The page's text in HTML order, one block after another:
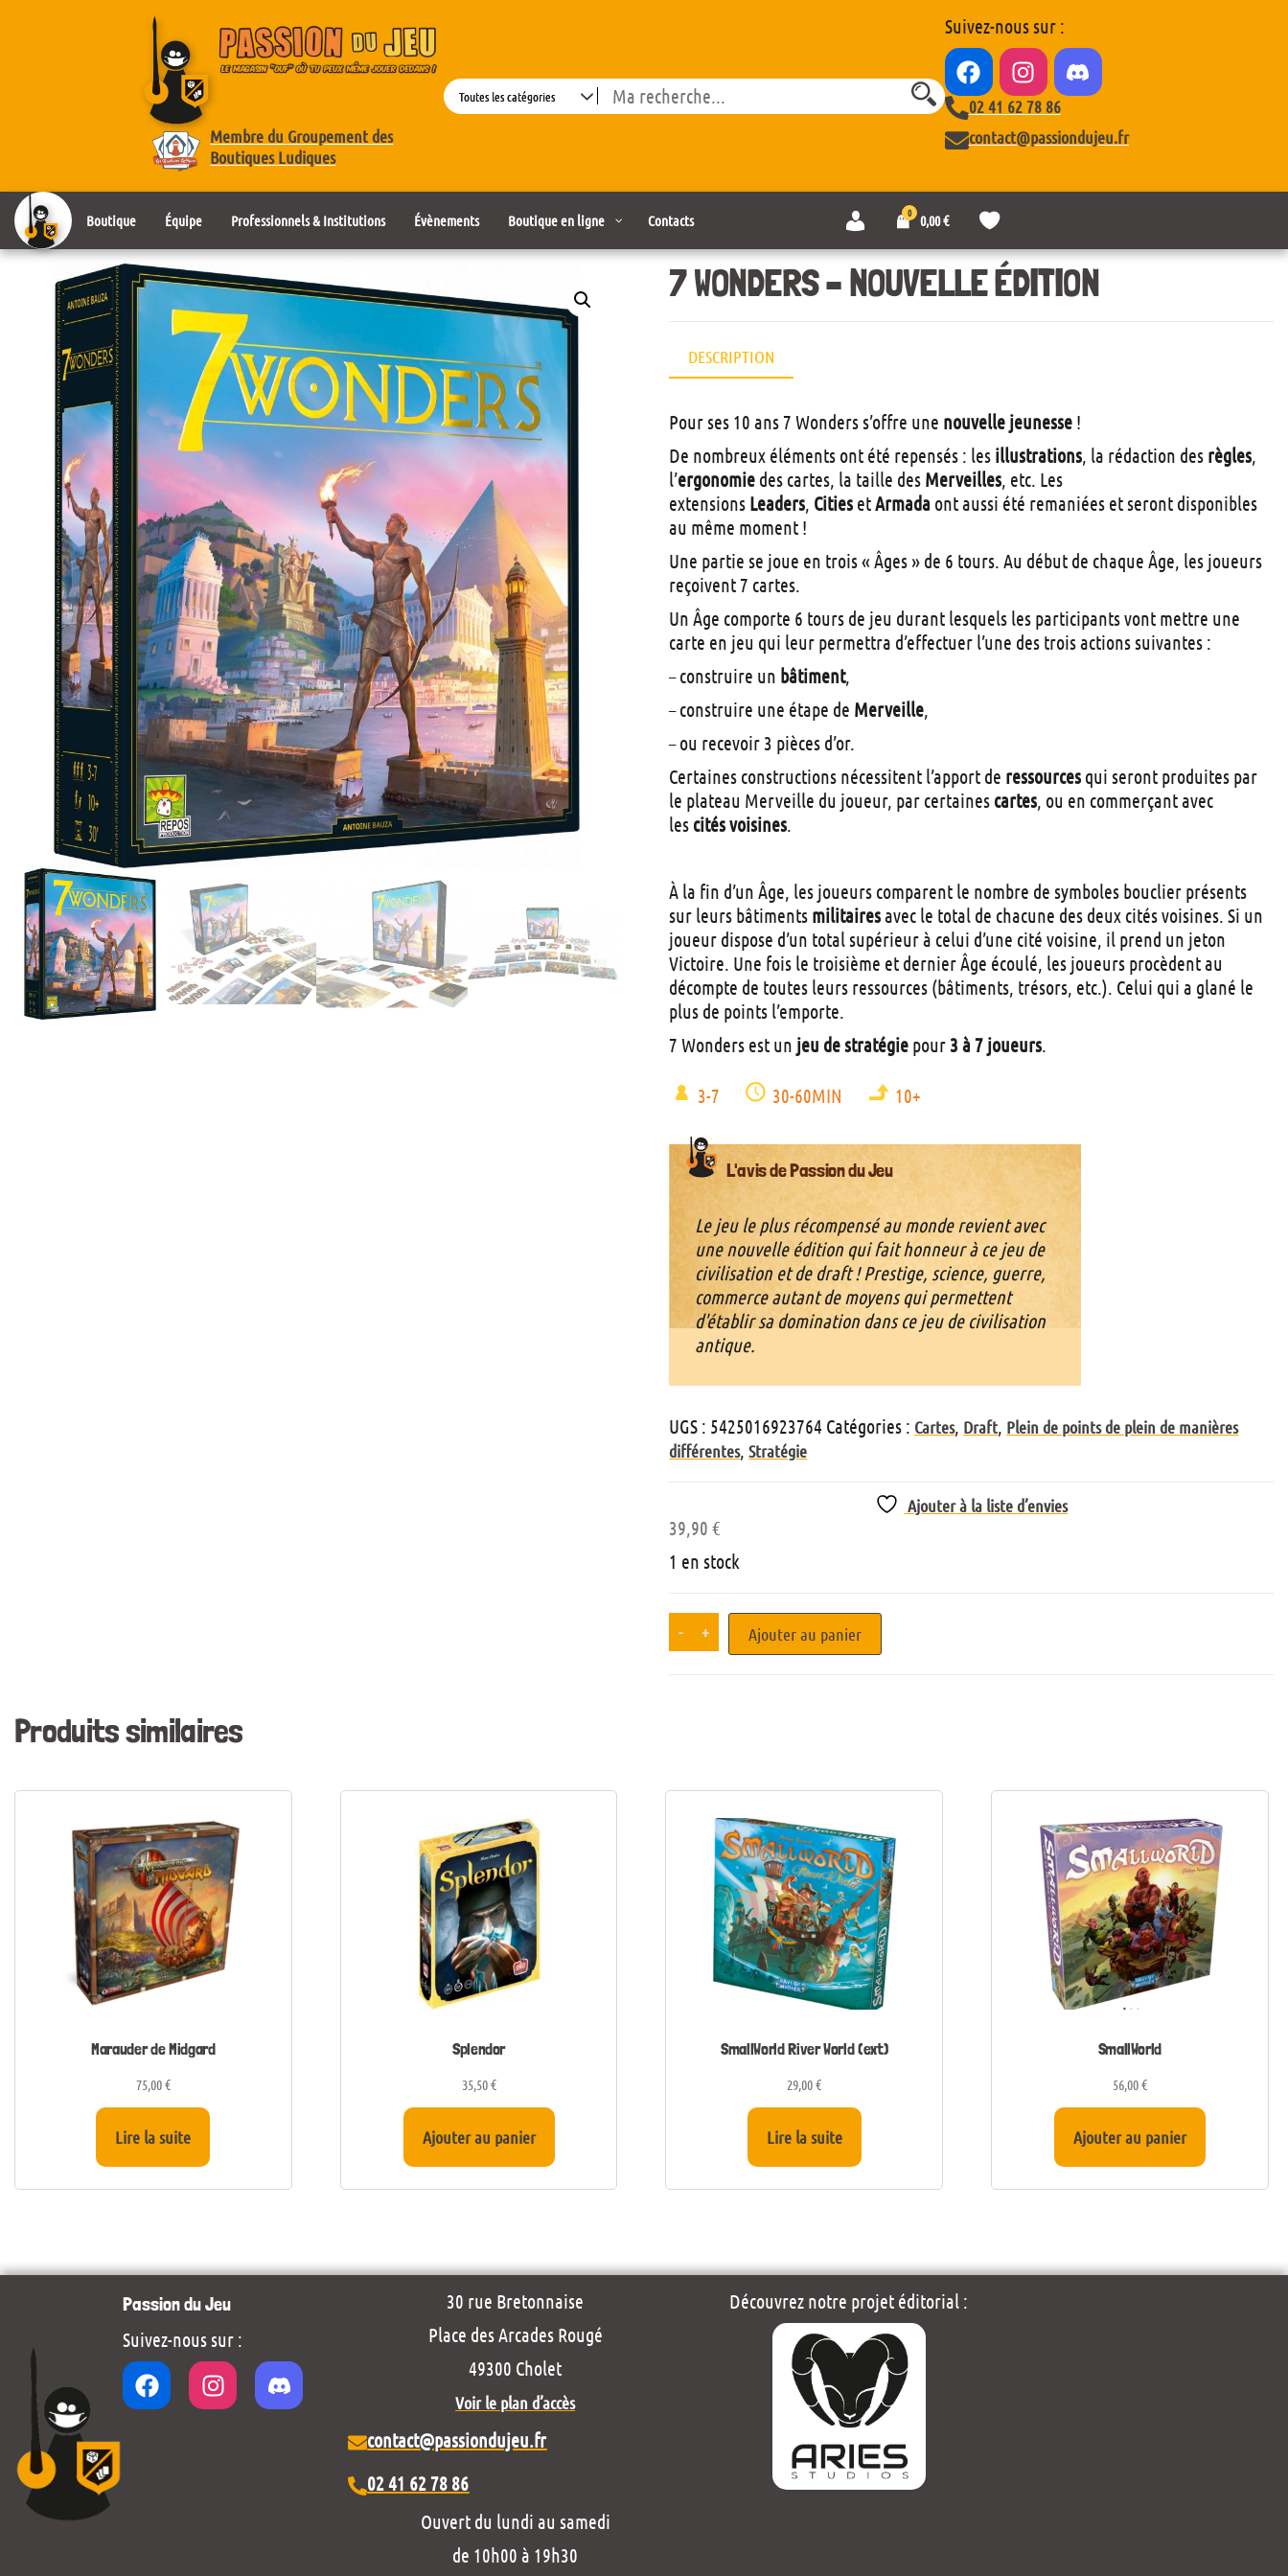
Membre du Groupement des
Boutiques Ludiques
Search
Suivez-nous sur :
02 41 62 78 86
contact@passiondujeu.fr
Boutique Équipe Professionnels & Institutions Évènements Boutique en ligne Contacts
n
c
o
m
0 0,00€
s
t
e
d
i
s
7 WONDERS – NOUVELLE ÉDITION
DESCRIPTION
Pour ses 10 ans 7 Wonders s’offre une nouvelle jeunesse !
De nombreux éléments ont été repensés : les illustrations , la rédaction des règles
l’ergonomie des cartes, la taille des Merveilles , etc. Les
extensions Leaders Cities etArmada ont aussi été remaniées et seront disponibles
au même moment !
Une partie se joue en trois « Âges » de 6 tours. Au début de chaque Âge, les joueurs
reçoivent 7 cartes.
Un Âge comporte 6 tours de jeu durant lesquels les participants vont mettre une
carte en jeu qui leur permettra d’effectuer l’une des trois actions suivantes :
– construire un bâtiment,
– construire une étape de Merveille
– ou recevoir 3 pièces d’or.
Certaines constructions nécessitent l’apport de ressources qui seront produites par
le plateau Merveille du joueur, par certaines cartes , ou en commerçant avec
les cités voisines
À la fin d’un Âge, les joueurs comparent le nombre de symboles bouclier présents
sur leurs bâtiments militairesavec le total de chacune des deux cités voisines. Si un
joueur dispose d’un total supérieur à celui d’une cité voisine, il prend un jeton
Victoire. Une fois le troisième et dernier Âge écoulé, les joueurs procèdent au
décompte de toutes leurs ressources (bâtiments, trésors, etc.). Celui qui a glané le
plus de points l’emporte.
7 Wonders est un jeu de stratégie pour 3 à 7 joueurs
3-7 30-60MIN 10+
L'avis de Passion du Jeu
Le jeu le plus récompensé au monde revient avec
une nouvelle édition qui fait honneur à ce jeu de
civilisation et de draft ! Prestige, science, guerre,
commerce autant de moyens qui permettent
d'établir sa domination dans ce jeu de civilisation
antique.
UGS : 5425016923764 Catégories : Cartes, Draft Plein de points de plein de manières
différentes,Stratégie
Ajouter à la liste d’envies
39,90€
1 en stock
- + Ajouter au panier
Produits similaires
Marauder de Midgard
75,00€
Lire la suite
Splendor
35,50€
Ajouter au panier
SmallWorld River World (ext)
29,00€
Lire la suite
SmallWorld
56,00€
Ajouter au panier
Passion du Jeu
Suivez-nous sur :
30 rue Bretonnaise
Place des Arcades Rougé
49300 Cholet
Voir le plan d’accès
contact@passiondujeu.fr
02 41 62 78 86
Ouvert du lundi au samedi
de 10h00 à 19h30
Découvrez notre projet éditorial :